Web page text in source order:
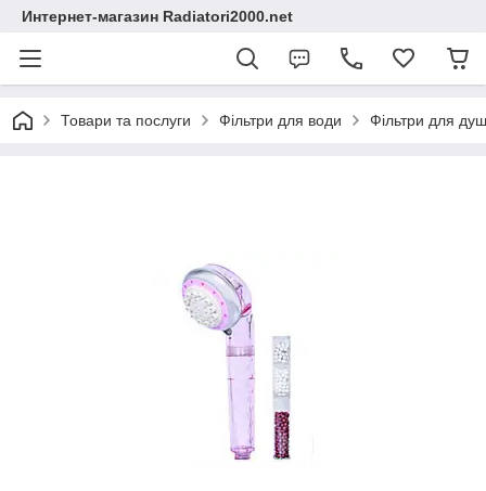
Интернет-магазин Radiatori2000.net
Товари та послуги Фільтри для води Фільтри для